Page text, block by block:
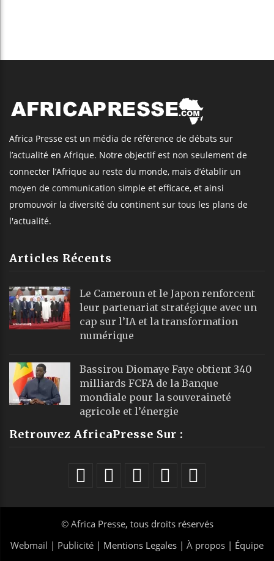
Africa Presse est un média de référence de débats sur
l’actualité en Afrique. Notre objectif est non seulement de
connecter l’Afrique au reste du monde, mais d’établir un
moyen de communication simple et efficace, et ainsi
promouvoir la diversité du continent sur tous les plans de
l'actualité.
Articles Récents
Le Cameroun et le Japon renforcent
leur partenariat stratégique avec un
cap sur l’IA et la transformation
numérique
Bassirou Diomaye Faye obtient 340
milliards FCFA de la Banque
mondiale pour la souveraineté
agricole et l’énergie
Retrouvez AfricaPresse Sur :
© Africa Presse, tous droits réservés
Webmail | Publicité | Mentions Legales | À propos | Équipe